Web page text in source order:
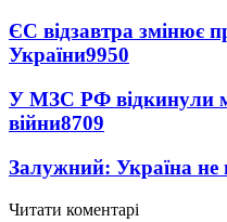
ЄС відзавтра змінює
України9950
У МЗС РФ відкинули
війни8709
Залужний: Україна
Читати коментарі